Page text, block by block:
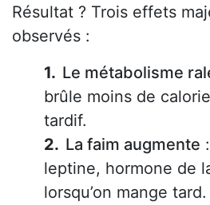
Résultat ? Trois effets
observés :
Le métabolisme
brûle moins de
tardif.
La faim augmente
leptine, hormone de
lorsqu’on mange tard.